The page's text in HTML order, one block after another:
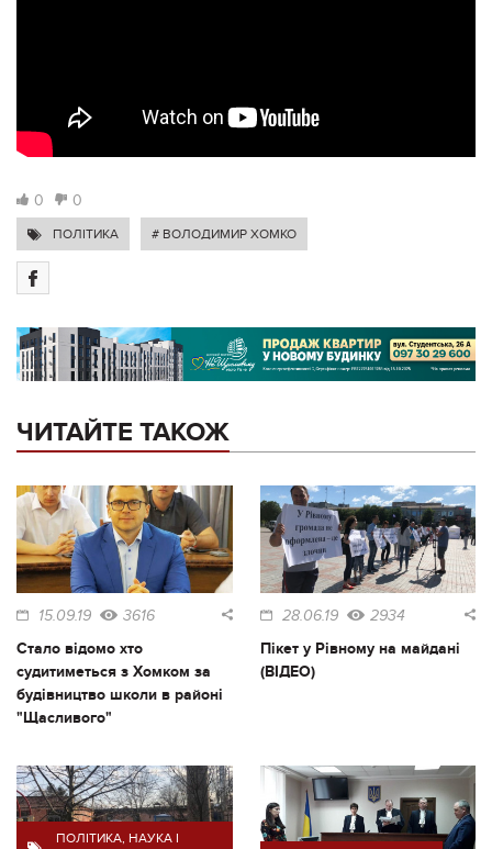
0 0
ПОЛІТИКА # ВОЛОДИМИР ХОМКО
ЧИТАЙТЕ ТАКОЖ
15.09.19 3616
Стало відомо хто
судитиметься з Хомком за
будівництво школи в районі
"Щасливого"
28.06.19 2934
Пікет у Рівному на майдані
(ВІДЕО)
ПОЛІТИКА, НАУКА І